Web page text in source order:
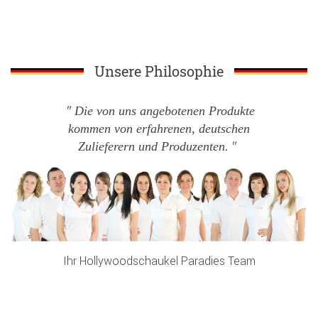
Unsere Philosophie
Die von uns angebotenen Produkte
kommen von erfahrenen, deutschen
Zulieferern und Produzenten.
Ihr Hollywoodschaukel Paradies Team